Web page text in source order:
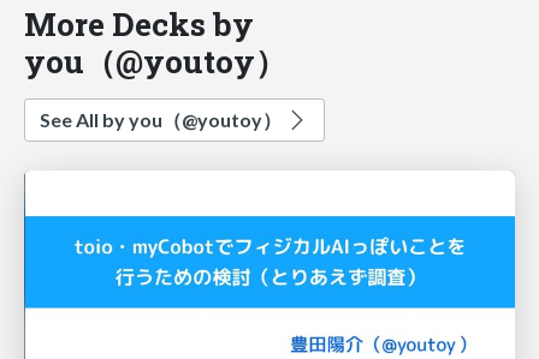
More Decks by
you（@youtoy）
See All by you（@youtoy）